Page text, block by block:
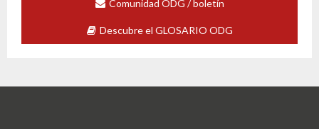
Comunidad ODG / boletín
Descubre el GLOSARIO ODG